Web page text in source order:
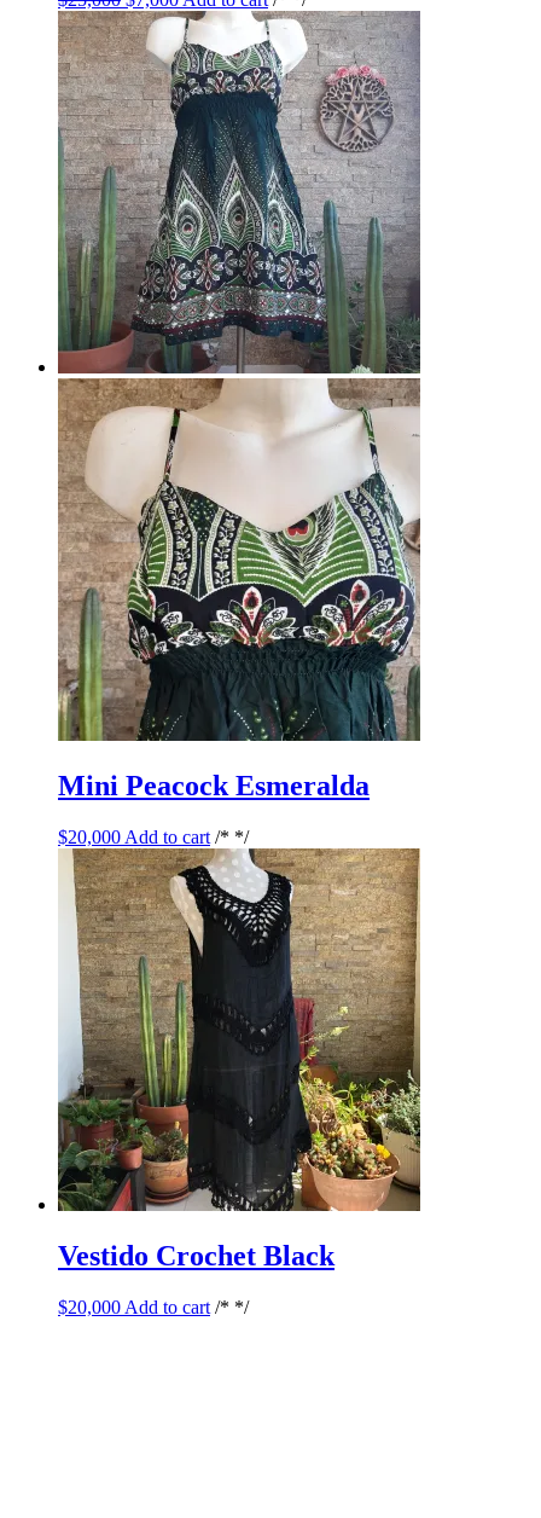
Mini Peacock Esmeralda
$20,000 Add to cart /* */
Vestido Crochet Black
$20,000 Add to cart /* */